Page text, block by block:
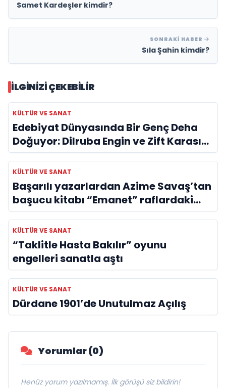
Samet Kardeşler kimdir?
SONRAKI HABER
Sıla Şahin kimdir?
İLGINIZI ÇEKEBILIR
KÜLTÜR VE SANAT
Edebiyat Dünyasında Bir Genç Deha
Doğuyor: Dilruba Engin ve Zift Karası
Evreni ‘AVENOİR’
KÜLTÜR VE SANAT
Başarılı yazarlardan Azime Savaş’tan
başucu kitabı “Emanet” raflardaki
yerini aldı
KÜLTÜR VE SANAT
“Taklitle Hasta Bakılır” oyunu
engelleri sanatla aştı
KÜLTÜR VE SANAT
Dürdane 1901’de Unutulmaz Açılış
Yorumlar (0)
Henüz yorum yazılmamış. İlk görüşü siz bildirin!